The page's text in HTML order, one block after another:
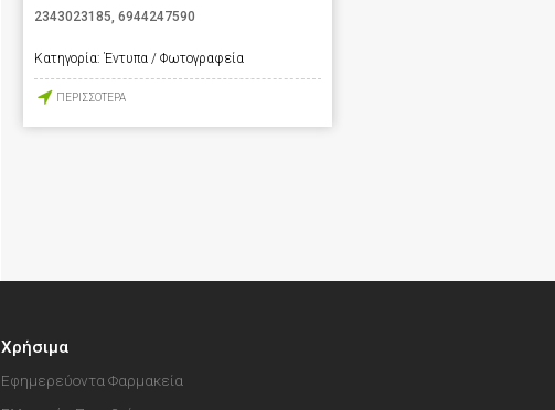
2343023185, 6944247590
Κατηγορία: Έντυπα / Φωτογραφεία
ΠΕΡΙΣΣΟΤΕΡΑ
Χρήσιμα
Εφημερεύοντα Φαρμακεία